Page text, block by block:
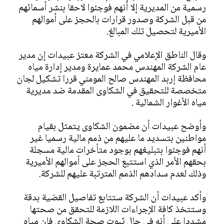
رسمية من المديرية إلا أنهم فوجئوا لاحقا بنشر أسمائهم
من قبل الشركة وصدور قرارات بالحجز على أموالهم
الأميرية لتحصيل تلك المبالغ.
وقال الناطق الإعلامي في الشركة معتز عبيدات إن مدير
عام الشركة المهندس محمد عمايرة ومدير إدارة مياه
محافظة إربد المهندس صالح المومني قررا تشكيل لجان
متخصصة للتحقيق في الشكاوى المقدمة ضد مديرية
مياه الأغوار الشمالية .
وأوضح عبيدات أن مضمون الشكاوى يتمثل بقيام
مواطنين بتسديد ما عليهم من ذمم مالية رسميا غير
أنهم فوجئوا بتبليغهم بوجود متأخرات مالية مسجلة
بحقهم الأمر الذي استتبع الحجز على أموالهم الأميرية
وذلك لعدم سدادهم الذمم المترتبة عليهم للشركة.
وأكد عبيدات أن الشركة ستتابع تفاصيل القضية بدقة
وستتخذ كافة الإجراءات اللازمة للتحقق من صحتها